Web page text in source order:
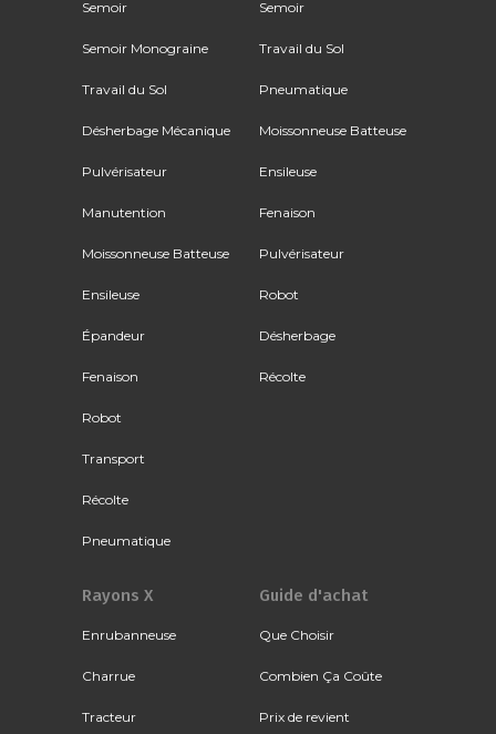
Semoir
Semoir Monograine
Travail du Sol
Désherbage Mécanique
Pulvérisateur
Manutention
Moissonneuse Batteuse
Ensileuse
Épandeur
Fenaison
Robot
Transport
Récolte
Pneumatique
Semoir
Travail du Sol
Pneumatique
Moissonneuse Batteuse
Ensileuse
Fenaison
Pulvérisateur
Robot
Désherbage
Récolte
Rayons X
Enrubanneuse
Charrue
Tracteur
Guide d'achat
Que Choisir
Combien Ça Coûte
Prix de revient